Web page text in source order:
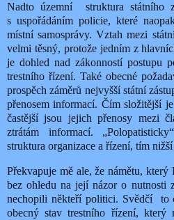
Nadto územní
struktura státního
s uspořádáním policie, které
místní samosprávy. Vztah mezi
velmi těsný, protože jedním z
je dohled nad zákonností postupu
trestního řízení. Také obecné
prospěch záměrů nejvyšší státní
přenosem informací. Čím složitější
častější jsou jejich přenosy mezi
ztrátám informací.
struktura organizace a řízení, tím
Překvapuje mě ale, že námětu,
bez ohledu na její názor o nutnosti
nechopili někteří politici. Svědčí
to
obecný stav trestního řízení,